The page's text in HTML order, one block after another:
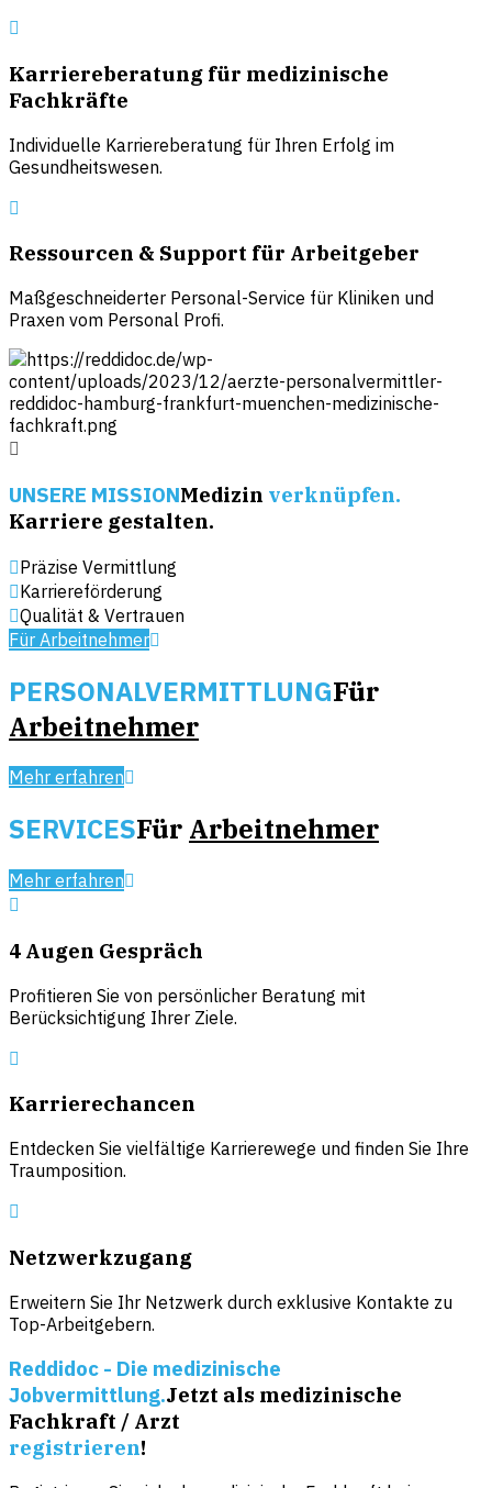
Karriereberatung für medizinische
Fachkräfte
Individuelle Karriereberatung für Ihren Erfolg im
Gesundheitswesen.
Ressourcen & Support für Arbeitgeber
Maßgeschneiderter Personal-Service für Kliniken und
Praxen vom Personal Profi.
UNSERE MISSIONMedizin verknüpfen.
Karriere gestalten.
Präzise Vermittlung
Karriereförderung
Qualität & Vertrauen
Für Arbeitnehmer
PERSONALVERMITTLUNGFür
Arbeitnehmer
Mehr erfahren
SERVICESFür Arbeitnehmer
Mehr erfahren
4 Augen Gespräch
Profitieren Sie von persönlicher Beratung mit
Berücksichtigung Ihrer Ziele.
Karrierechancen
Entdecken Sie vielfältige Karrierewege und finden Sie Ihre
Traumposition.
Netzwerkzugang
Erweitern Sie Ihr Netzwerk durch exklusive Kontakte zu
Top-Arbeitgebern.
Reddidoc - Die medizinische
Jobvermittlung.Jetzt als medizinische
Fachkraft / Arzt
registrieren!